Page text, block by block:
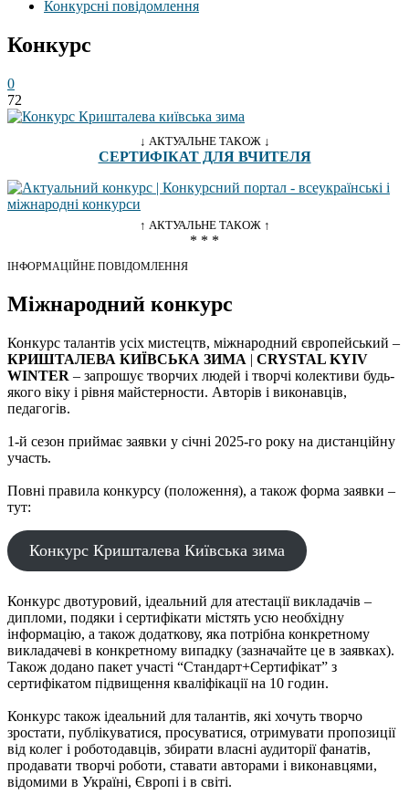
Конкурсні повідомлення
Конкурс
0
72
↓ АКТУАЛЬНЕ ТАКОЖ ↓
СЕРТИФІКАТ ДЛЯ ВЧИТЕЛЯ
↑ АКТУАЛЬНЕ ТАКОЖ ↑
* * *
ІНФОРМАЦІЙНЕ ПОВІДОМЛЕННЯ
Міжнародний конкурс
Конкурс талантів усіх мистецтв, міжнародний європейський –
КРИШТАЛЕВА КИЇВСЬКА ЗИМА | CRYSTAL KYIV
WINTER – запрошує творчих людей і творчі колективи будь-
якого віку і рівня майстерности. Авторів і виконавців,
педагогів.
1-й сезон приймає заявки у січні 2025-го року на дистанційну
участь.
Повні правила конкурсу (положення), а також форма заявки –
тут:
Конкурс Кришталева Київська зима
Конкурс двотуровий, ідеальний для атестації викладачів –
дипломи, подяки і сертифікати містять усю необхідну
інформацію, а також додаткову, яка потрібна конкретному
викладачеві в конкретному випадку (зазначайте це в заявках).
Також додано пакет участі “Стандарт+Сертифікат” з
сертифікатом підвищення кваліфікації на 10 годин.
Конкурс також ідеальний для талантів, які хочуть творчо
зростати, публікуватися, просуватися, отримувати пропозиції
від колег і роботодавців, збирати власні аудиторії фанатів,
продавати творчі роботи, ставати авторами і виконавцями,
відомими в Україні, Європі і в світі.